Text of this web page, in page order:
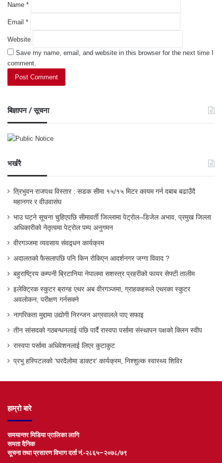
Name *
Email *
Website
Save my name, email, and website in this browser for the next time I
comment.
बिज्ञापन / सूचना
भर्खरै
त्रिभुवन राजपथ विस्तार : सडक सीमा १५/१५ मिटर कायम गर्न दबाब बढाउँदै
महानगर र वीउवासंघ
भाउ घट्ने सूचना चुहिएपछि सीमावर्ती जिल्लामा पेट्रोल–डिजेल अभाव, प्रमुख जिल्ला
अधिकारीको नेतृत्वमा पेट्रोल पम्प अनुगमन
वीरगञ्जमा व्यवसाय संवद्र्धन कार्यक्रम
अदालतको फैसलापछि पनि किन रोकिएन आदर्शनगर जग्गा विवाद ?
बहुराष्ट्रिय कम्पनी ब्रिटानिया नेपालमा सशस्त्र प्रहरीको फायर सेफ्टी तालीम
इलेक्ट्रिक स्कुटर ब्रान्ड एथर अब वीरगञ्जमा, ग्राहकहरूले एथरका स्कुटर
अवलोकन, परीक्षण गर्नसक्ने
नागरिकता मुद्दामा उद्योगी निरन्जन अग्रवालले पाए सफाइ
तीन सांसदको गठबन्धनलाई पछि पार्दै रास्वपा पर्सामा संस्थापन पक्षको क्लिन स्वीप
रास्वपा पर्सामा अधिवेशनलाई लिएर कुटाकुट
प्रभु हस्पिटलको ‘घरदैलोमा डाक्टर’ कार्यक्रम, निश्शुल्क स्वास्थ्य शिविर
हाम्रो बारे
समयान्तर मिडिया प्रालिका लागि
समता दैनिक
सूचना तथा प्रसारण विभाग दर्ता नं.-२८६५–२०७८/७९